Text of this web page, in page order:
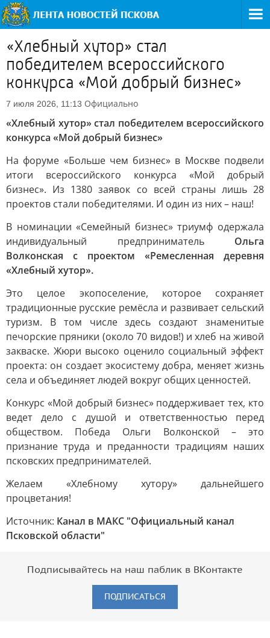
«Хлебный хутор» стал
победителем всероссийского
конкурса «Мой добрый бизнес»
7 июля 2026, 11:13 Официально
«Хлебный хутор» стал победителем всероссийского
конкурса «Мой добрый бизнес»
На форуме «Больше чем бизнес» в Москве подвели
итоги всероссийского конкурса «Мой добрый
бизнес». Из 1380 заявок со всей страны лишь 28
проектов стали победителями. И один из них – наш!
В номинации «Семейный бизнес» триумф одержала
индивидуальный предприниматель Ольга
Волконская с проектом «Ремесленная деревня
«Хлебный хутор».
Это целое экопоселение, которое сохраняет
традиционные русские ремёсла и развивает сельский
туризм. В том числе здесь создают знаменитые
печорские пряники (около 70 видов!) и хлеб на живой
закваске. Жюри высоко оценило социальный эффект
проекта: он создает экосистему добра, меняет жизнь
села и объединяет людей вокруг общих ценностей.
Конкурс «Мой добрый бизнес» поддерживает тех, кто
ведет дело с душой и ответственностью перед
обществом. Победа Ольги Волконской – это
признание труда и преданности традициям наших
псковских предпринимателей.
Желаем «Хлебному хутору» дальнейшего
процветания!
Источник: Канал в МАКС "Официальный канал
Псковской области"
Подписывайтесь на наш паблик в ВКонтакте
ПОДПИСАТЬСЯ